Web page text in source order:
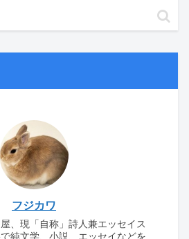
フジカワ
、現「自称」詩人兼エッセイス
純文学、小説、エッセイなどを